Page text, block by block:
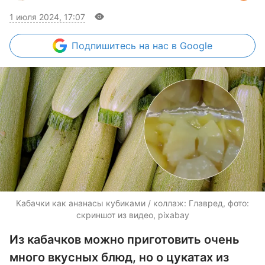
1 июля 2024, 17:07
Подпишитесь на нас в Google
Кабачки как ананасы кубиками / коллаж: Главред, фото:
скриншот из видео, pixabay
Из кабачков можно приготовить очень
много вкусных блюд, но о цукатах из